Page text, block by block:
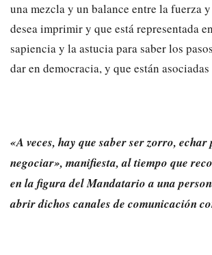
una mezcla y un balance entre la fuerza
desea imprimir y que está representada
sapiencia y la astucia para saber los
dar en democracia, y que están
«A veces, hay que saber ser zorro,
negociar», manifiesta, al tiempo que
en la figura del Mandatario a una
abrir dichos canales de comunicación